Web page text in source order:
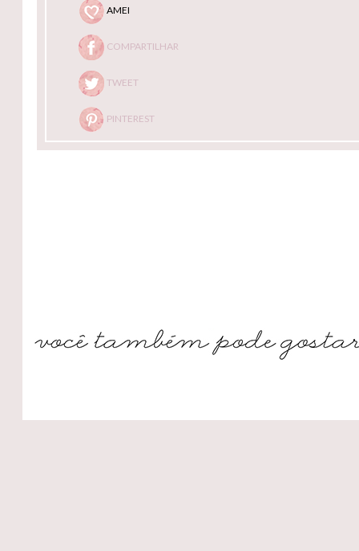
AMEI
COMPARTILHAR
TWEET
PINTEREST